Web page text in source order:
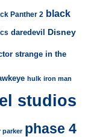
Panther 2 black
daredevil Disney
strange in the
hulk iron man
studios
parker phase 4